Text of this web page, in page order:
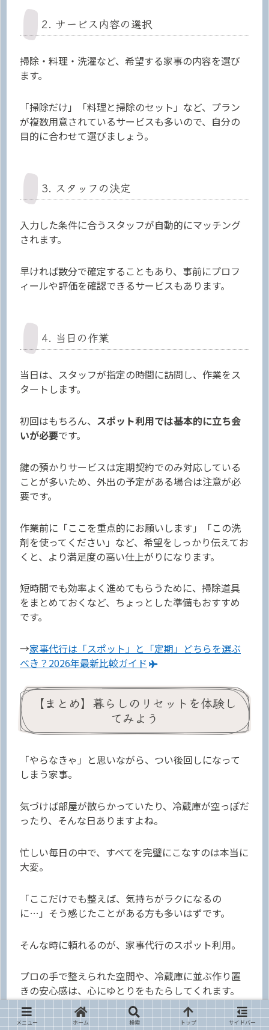
2. サービス内容の選択
掃除・料理・洗濯など、希望する家事の内容を選び
ます。
「掃除だけ」「料理と掃除のセット」など、プラン
が複数用意されているサービスも多いので、自分の
目的に合わせて選びましょう。
3. スタッフの決定
入力した条件に合うスタッフが自動的にマッチング
されます。
早ければ数分で確定することもあり、事前にプロフ
ィールや評価を確認できるサービスもあります。
4. 当日の作業
当日は、スタッフが指定の時間に訪問し、作業をス
タートします。
初回はもちろん、 スポット利用では基本的に立ち会
いが必要です。
鍵の預かりサービスは定期契約でのみ対応している
ことが多いため、外出の予定がある場合は注意が必
要です。
作業前に「ここを重点的にお願いします」「この洗
剤を使ってください」など、希望をしっかり伝えてお
くと、より満足度の高い仕上がりになります。
短時間でも効率よく進めてもらうために、掃除道具
をまとめておくなど、ちょっとした準備もおすすめ
です。
→家事代行は「スポット」と「定期」どちらを選ぶ
べき？2026年最新比較ガイド
【まとめ】暮らしのリセットを体験し
てみよう
「やらなきゃ」と思いながら、つい後回しになって
しまう家事。
気づけば部屋が散らかっていたり、冷蔵庫が空っぽだ
ったり、そんな日ありますよね。
忙しい毎日の中で、すべてを完璧にこなすのは本当に
大変。
「ここだけでも整えば、気持ちがラクになるの
に…」そう感じたことがある方も多いはずです。
そんな時に頼れるのが、家事代行のスポット利用。
プロの手で整えられた空間や、冷蔵庫に並ぶ作り置
きの安心感は、心にゆとりをもたらしてくれます。
まるで暮らしに「リセットボタン」が現れたような
メニュー ホーム 検索 トップ サイドバー